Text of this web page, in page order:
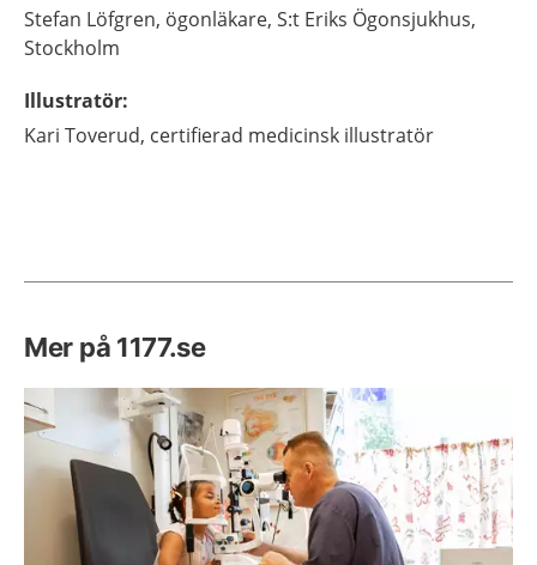
Stefan Löfgren, ögonläkare, S:t Eriks Ögonsjukhus,
Stockholm
Illustratör:
Kari Toverud, certifierad medicinsk illustratör
Mer på 1177.se